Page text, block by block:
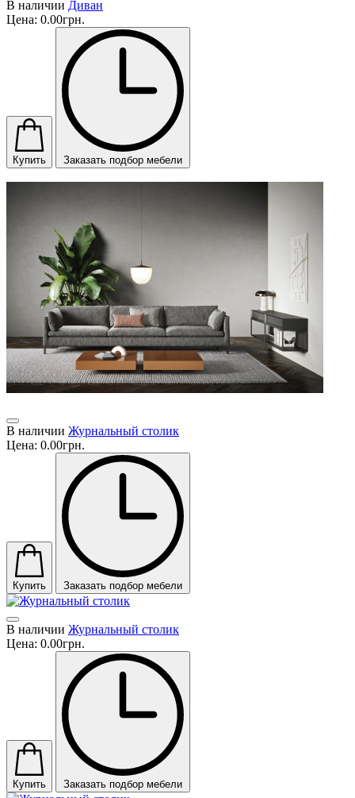
В наличии Диван
Цена: 0.00грн.
Купить Заказать подбор мебели
В наличии Журнальный столик
Цена: 0.00грн.
Купить Заказать подбор мебели
В наличии Журнальный столик
Цена: 0.00грн.
Купить Заказать подбор мебели